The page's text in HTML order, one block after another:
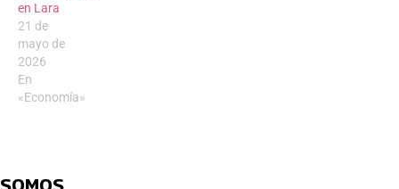
en Lara
21 de
mayo de
2026
En
«Economía»